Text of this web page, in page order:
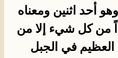
أحد اثنين ومعناه
من كل شيء إلا من
العظيم في الجبل